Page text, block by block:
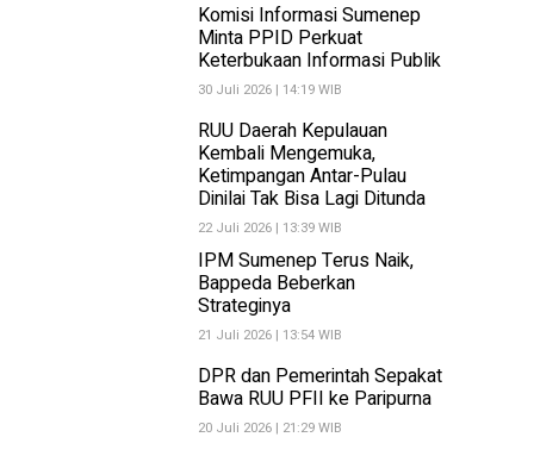
Komisi Informasi Sumenep
Minta PPID Perkuat
Keterbukaan Informasi Publik
30 Juli 2026 | 14:19 WIB
RUU Daerah Kepulauan
Kembali Mengemuka,
Ketimpangan Antar-Pulau
Dinilai Tak Bisa Lagi Ditunda
22 Juli 2026 | 13:39 WIB
IPM Sumenep Terus Naik,
Bappeda Beberkan
Strateginya
21 Juli 2026 | 13:54 WIB
DPR dan Pemerintah Sepakat
Bawa RUU PFII ke Paripurna
20 Juli 2026 | 21:29 WIB